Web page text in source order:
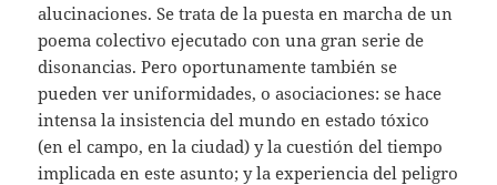
alucinaciones. Se trata de la puesta en marcha de un
poema colectivo ejecutado con una gran serie de
disonancias. Pero oportunamente también se
pueden ver uniformidades, o asociaciones: se hace
intensa la insistencia del mundo en estado tóxico
(en el campo, en la ciudad) y la cuestión del tiempo
implicada en este asunto; y la experiencia del peligro